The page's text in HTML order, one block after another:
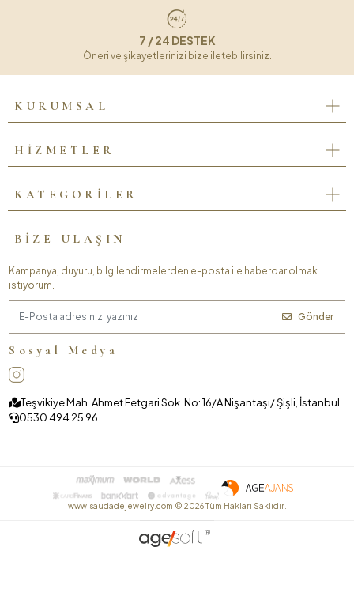
7 / 24 DESTEK
Öneri ve şikayetlerinizi bize iletebilirsiniz.
KURUMSAL
HİZMETLER
KATEGORİLER
BİZE ULAŞIN
Kampanya, duyuru, bilgilendirmelerden e-posta ile haberdar olmak
istiyorum.
Gönder
Sosyal Medya
Teşvikiye Mah. Ahmet Fetgari Sok. No: 16/A Nişantaşı/ Şişli, İstanbul
0530 494 25 96
www.saudadejewelry.com © 2026Tüm Hakları Saklıdır.